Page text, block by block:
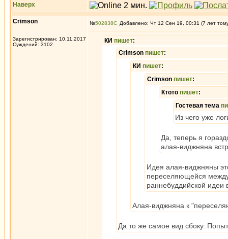
Наверх
Crimson
Зарегистрирован: 10.11.2017
Суждений: 3102
№502838 Добавлено: Чт 12 Сен 19, 00:31 (7 лет
КИ пишет:
Crimson пишет:
КИ пишет:
Crimson пишет:
Ктото пишет:
Гостевая тема
Из чего уже
Да, теперь я
алая-виджняна
Идея алая-виджняны
переселяющейся
раннебуддийской идеи
Алая-виджняна к
Да то же самое вид сбоку.